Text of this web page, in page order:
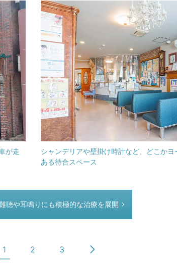
が走
シャンデリアや壁掛け時計など、どこか
ある待合スペース
聴や耳鳴りにも積極的な治療を展開
1 2 3